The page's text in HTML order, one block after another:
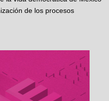
de los procesos